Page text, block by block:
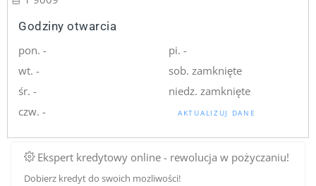
Godziny otwarcia
pon. -
wt. -
śr. -
czw. -
pi. -
sob. zamknięte
niedz. zamknięte
AKTUALIZUJ DANE
Ekspert kredytowy online - rewolucja w pożyczaniu!
Dobierz kredyt do swoich mozliwości!